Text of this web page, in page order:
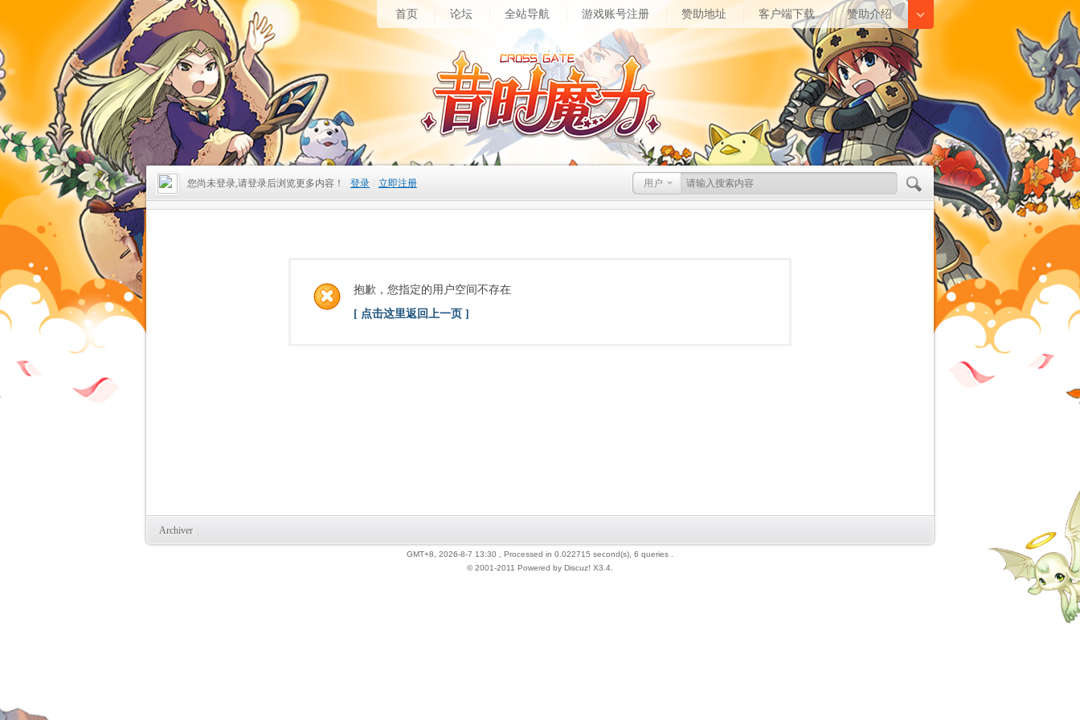
首页 论坛 全站导航 游戏账号注册 赞助地址 客户端下载 赞助介绍
用户
您尚未登录,请登录后浏览更多内容！ 登录 立即注册
抱歉，您指定的用户空间不存在
[ 点击这里返回上一页 ]
Archiver
GMT+8, 2026-8-7 13:30
, Processed in 0.022715 second(s), 6 queries .
© 2001-2011 Powered by Discuz! X3.4